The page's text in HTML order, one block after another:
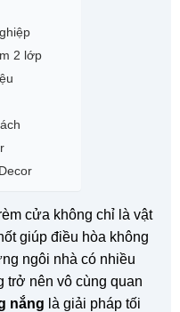
2 lớp
cửa không chỉ là vật
giúp điều hòa không
ngôi nhà có nhiều
trở nên vô cùng quan
nắng là giải pháp tối